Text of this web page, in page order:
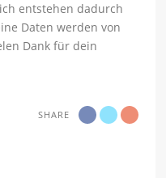
entstehen dadurch
Daten werden von
Dank für dein
SHARE